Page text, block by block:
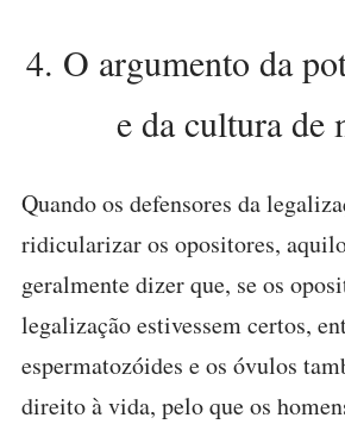
4. O argumento da
e da cultura de
Quando os defensores da
ridicularizar os opositores,
geralmente dizer que, se os
legalização estivessem certos,
espermatozóides e os óvulos
direito à vida, pelo que os